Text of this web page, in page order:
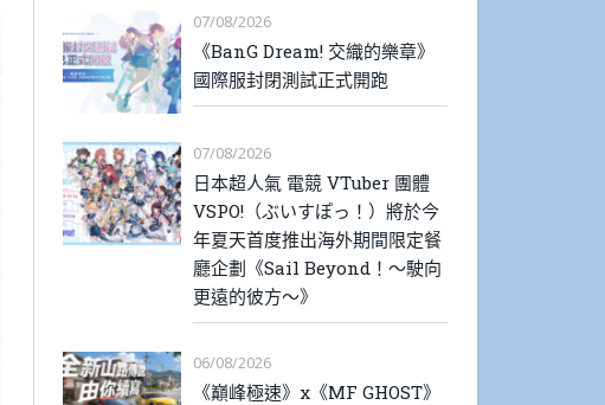
07/08/2026
《BanG Dream! 交織的樂章》
國際服封閉測試正式開跑
07/08/2026
日本超人氣 電競 VTuber 團體
VSPO!（ぶいすぽっ！）將於今
年夏天首度推出海外期間限定餐
廳企劃《Sail Beyond！～駛向
更遠的彼方～》
06/08/2026
《巔峰極速》x《MF GHOST》